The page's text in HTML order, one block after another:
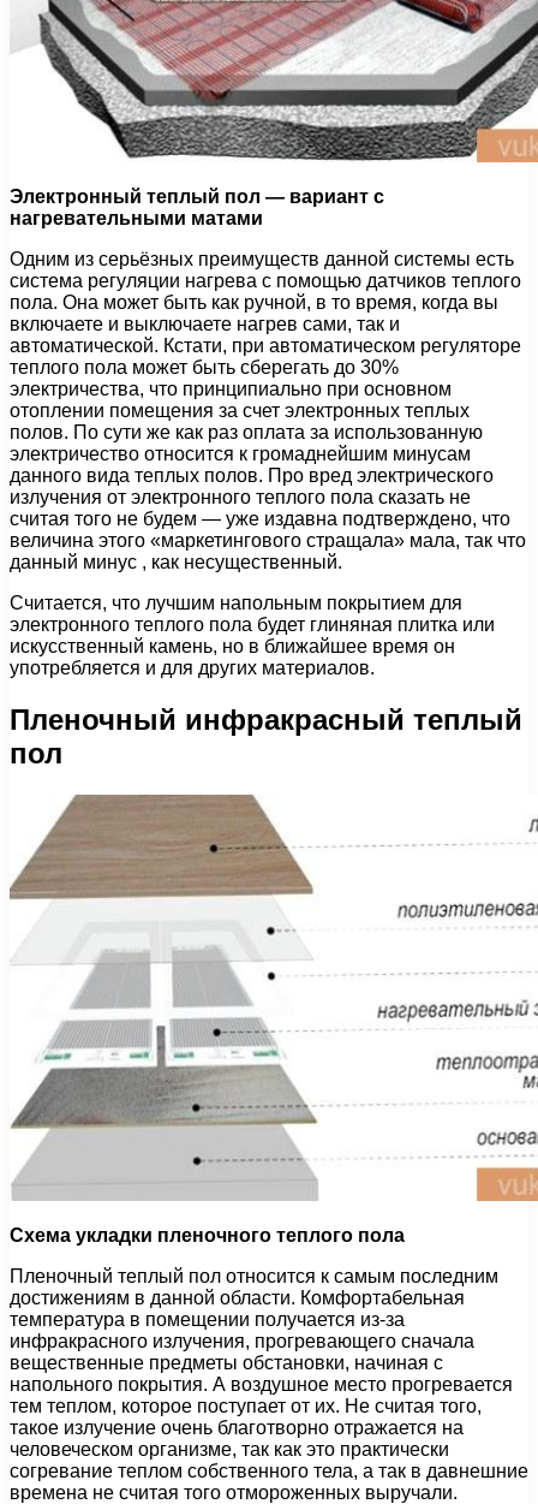
Электронный теплый пол — вариант с
нагревательными матами
Одним из серьёзных преимуществ данной системы есть
система регуляции нагрева с помощью датчиков теплого
пола. Она может быть как ручной, в то время, когда вы
включаете и выключаете нагрев сами, так и
автоматической. Кстати, при автоматическом регуляторе
теплого пола может быть сберегать до 30%
электричества, что принципиально при основном
отоплении помещения за счет электронных теплых
полов. По сути же как раз оплата за использованную
электричество относится к громаднейшим минусам
данного вида теплых полов. Про вред электрического
излучения от электронного теплого пола сказать не
считая того не будем — уже издавна подтверждено, что
величина этого «маркетингового стращала» мала, так что
данный минус , как несущественный.
Считается, что лучшим напольным покрытием для
электронного теплого пола будет глиняная плитка или
искусственный камень, но в ближайшее время он
употребляется и для других материалов.
Пленочный инфракрасный теплый
пол
Схема укладки пленочного теплого пола
Пленочный теплый пол относится к самым последним
достижениям в данной области. Комфортабельная
температура в помещении получается из-за
инфракрасного излучения, прогревающего сначала
вещественные предметы обстановки, начиная с
напольного покрытия. А воздушное место прогревается
тем теплом, которое поступает от их. Не считая того,
такое излучение очень благотворно отражается на
человеческом организме, так как это практически
согревание теплом собственного тела, а так в давнешние
времена не считая того отмороженных выручали.